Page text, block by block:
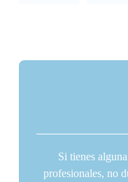
Si tienes
profesionales, no